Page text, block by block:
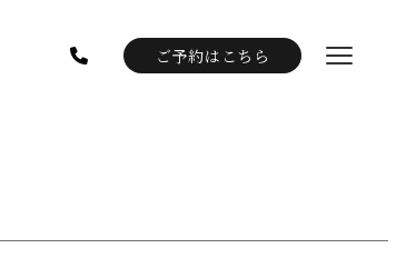
ご予約はこちら